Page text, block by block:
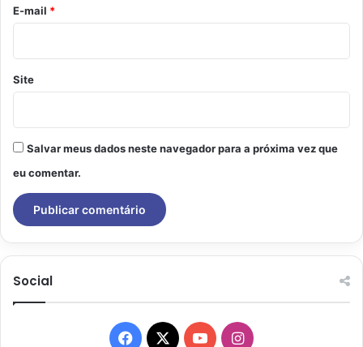
*
E-mail *
Site
Salvar meus dados neste navegador para a próxima vez que
eu comentar.
Social
Facebook
X YouTubeInstagram